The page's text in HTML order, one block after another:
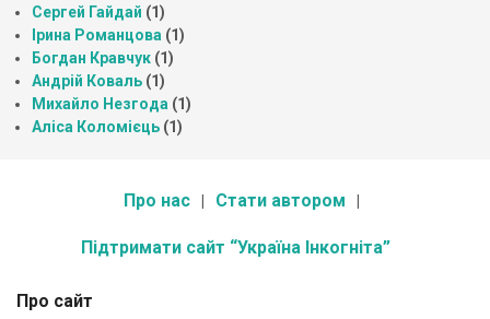
Сергей Гайдай (1)
Ірина Романцова (1)
Богдан Кравчук (1)
Андрій Коваль (1)
Михайло Незгода (1)
Аліса Коломієць (1)
Про нас Стати автором
Підтримати сайт “Україна Інкогніта”
Про сайт